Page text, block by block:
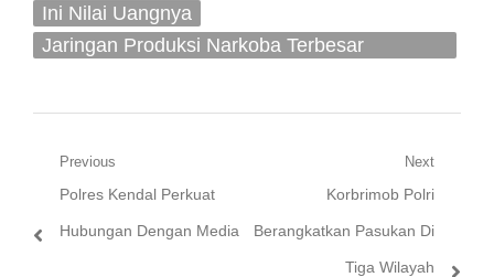
Ini Nilai Uangnya
Jaringan Produksi Narkoba Terbesar
Navigasi
pos
Previous
Previous
post:
Polres Kendal Perkuat
Hubungan Dengan Media
Next
Next
post:
Korbrimob Polri
Berangkatkan Pasukan Di
Tiga Wilayah